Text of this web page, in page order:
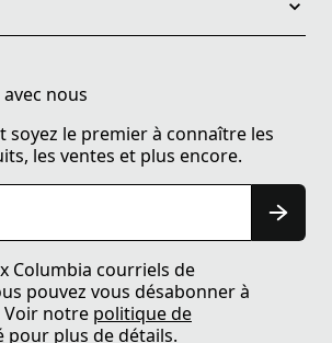
nous
soyez le premier à connaître les
les ventes et plus encore.
Columbia courriels de
pouvez vous désabonner à
notre politique de
pour plus de détails.